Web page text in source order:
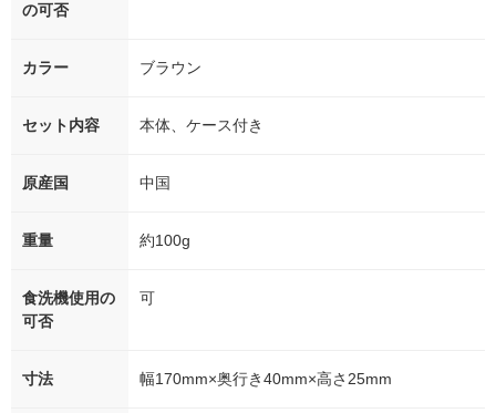
の可否
カラー ブラウン
セット内容 本体、ケース付き
原産国 中国
重量 約100g
食洗機使用の
可否
可
寸法 幅170mm×奥行き40mm×高さ25mm